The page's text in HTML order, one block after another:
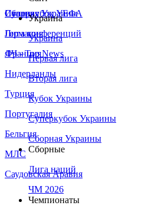
Сборная Украины
Италия
Германия
Франция
Нидерланды
Турция
Португалия
Бельгия
МЛС
Саудовская Аравия
Суперкубок УЕФА
Лига конференций
ЛЧ - Top News
Украина
Украина
Первая лига
Вторая лига
Кубок Украины
Суперкубок Украины
Сборная Украины
Сборные
Лига наций
ЧМ 2026
Чемпионаты